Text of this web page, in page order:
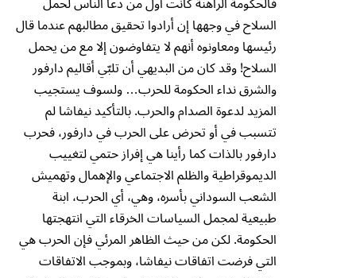
السلاح في وجهها إن أرادوا تحقيق مطالبهم عندما قال
رئيسها ومعاونوه أنهم لا يتفاوضون إلا مع من يحمل
السلاح! وقد كان من البديهي أن تلبّي أقاليم دارفور
والشرق نداء الحكومة للحرب… ولسوف يستجيب
المزيد لدعوة الصدام والحرب. بالتأكيد نيفاشا لم
تتسبب في أو تحرض على الحرب في دارفور، فحرب
دارفور بالذات كما رأينا هي إفراز حتمي لتغييب
الديموقراطية والظلم الاجتماعي والإهمال وتهميش
الشعب السوداني بأسره، وهي، أي الحرب، ابنة
طبيعية لمجمل السياسات الخرقاء التي انتهجتها
الحكومة. لكن من حيث الظاهر المرئي فإن الحرب هي
التي فرضت اتفاقات نيفاشا، وبموجب الاتفاقات